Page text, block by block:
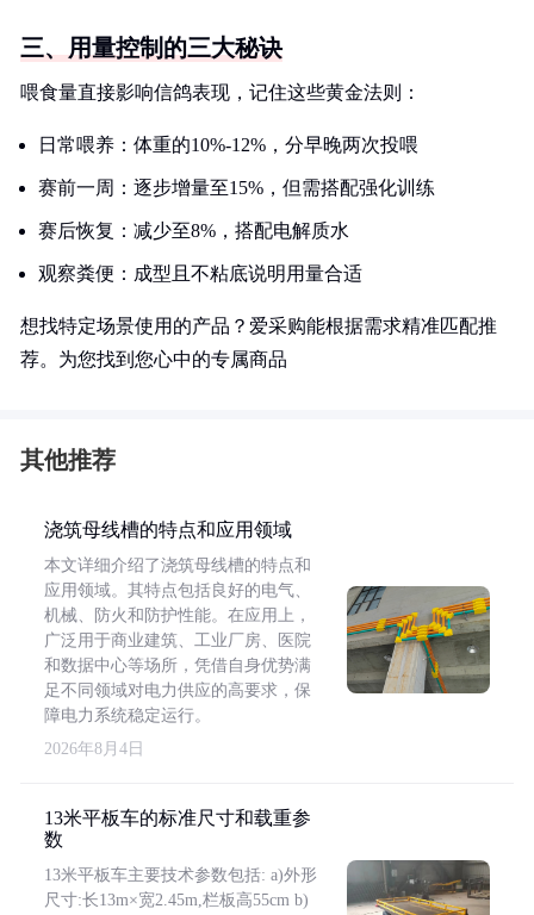
三、用量控制的三大秘诀
喂食量直接影响信鸽表现，记住这些黄金法则：
日常喂养：体重的10%-12%，分早晚两次投喂
赛前一周：逐步增量至15%，但需搭配强化训练
赛后恢复：减少至8%，搭配电解质水
观察粪便：成型且不粘底说明用量合适
想找特定场景使用的产品？爱采购能根据需求精准匹配推
荐。为您找到您心中的专属商品
其他推荐
浇筑母线槽的特点和应用领域
本文详细介绍了浇筑母线槽的特点和
应用领域。其特点包括良好的电气、
机械、防火和防护性能。在应用上，
广泛用于商业建筑、工业厂房、医院
和数据中心等场所，凭借自身优势满
足不同领域对电力供应的高要求，保
障电力系统稳定运行。
2026年8月4日
13米平板车的标准尺寸和载重参
数
13米平板车主要技术参数包括: a)外形
尺寸:长13m×宽2.45m,栏板高55cm b)